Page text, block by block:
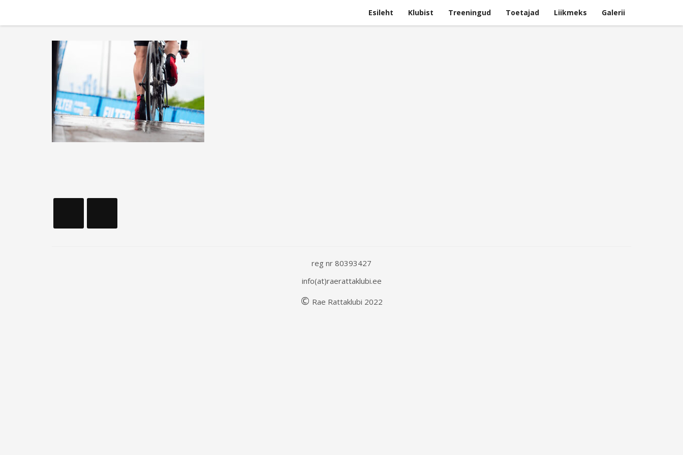
Esileht Klubist Treeningud Toetajad Liikmeks Galerii
reg nr 80393427
info(at)raerattaklubi.ee
© Rae Rattaklubi 2022